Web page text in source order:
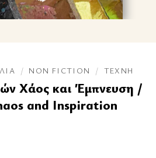
/ NON FICTION / ΤΈΧΝΗ
Χάος και Έμπνευση /
and Inspiration